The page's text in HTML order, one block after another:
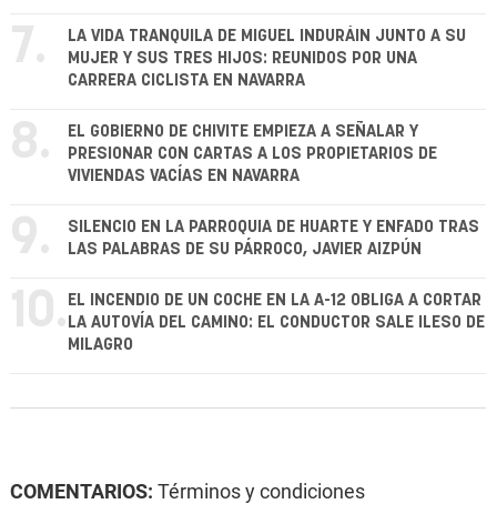
7.
LA VIDA TRANQUILA DE MIGUEL INDURÁIN JUNTO A SU
MUJER Y SUS TRES HIJOS: REUNIDOS POR UNA
CARRERA CICLISTA EN NAVARRA
8.
EL GOBIERNO DE CHIVITE EMPIEZA A SEÑALAR Y
PRESIONAR CON CARTAS A LOS PROPIETARIOS DE
VIVIENDAS VACÍAS EN NAVARRA
9.
SILENCIO EN LA PARROQUIA DE HUARTE Y ENFADO TRAS
LAS PALABRAS DE SU PÁRROCO, JAVIER AIZPÚN
10. EL INCENDIO DE UN COCHE EN LA A-12 OBLIGA A CORTAR
LA AUTOVÍA DEL CAMINO: EL CONDUCTOR SALE ILESO DE
MILAGRO
COMENTARIOS: Términos y condiciones